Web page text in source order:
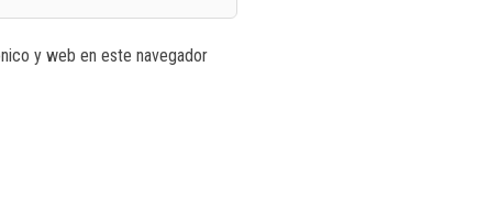
y web en este navegador